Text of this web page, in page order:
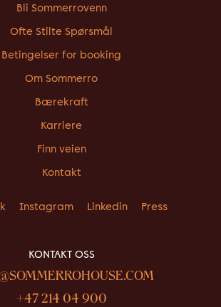
Instagram Linkedin Press
Bli Sommerrovenn
Ofte Stilte Spørsmål
Betingelser for booking
Om Sommerro
Bærekraft
Karriere
Finn veien
Kontakt
KONTAKT OSS
+47 214 04 900